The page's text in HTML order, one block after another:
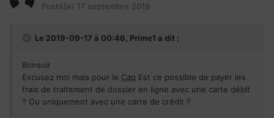
Posté(e) 17 septembre 2019
Le 2019-09-17 à 00:46, Prime1 a dit :
Bonsoir
Excusez moi mais pour le Caq Est ce possible de payer les
frais de traitement de dossier en ligne avec une carte débit
? Ou uniquement avec une carte de crédit ?